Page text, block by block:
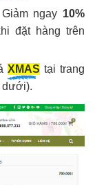
Giảm ngay 10%
đặt hàng trên
XMAS tại trang
dưới).